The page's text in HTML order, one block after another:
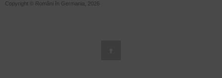
Copyright © Români în Germania, 2026